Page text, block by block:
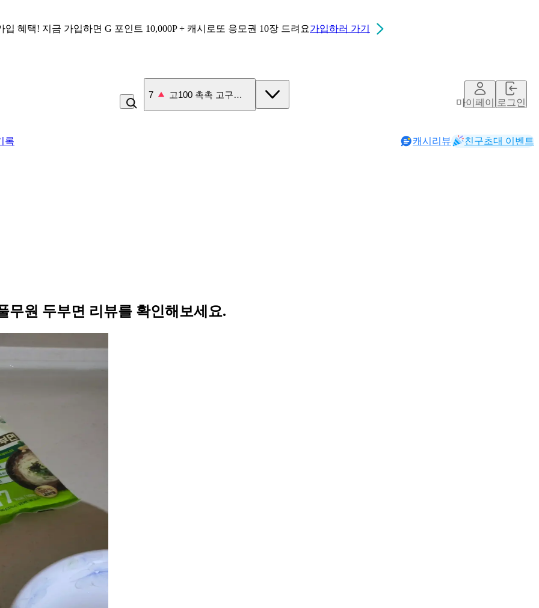
입 혜택! 지금 가입하면 G 포인트 10,000P + 캐시로또 응모권 10장 드려요가입하러 가기
7 고100 촉촉 고구마 스틱
마이페이지로그인
록 캐시리뷰 친구초대 이벤트
무원 두부면 리뷰를 확인해보세요.